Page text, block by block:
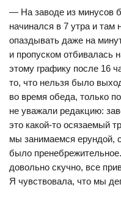
— На заводе из минусов
начинался в 7 утра и
опаздывать даже на
и пропуском отбивалась
этому графику после 16
то, что нельзя было
во время обеда, только
не уважали редакцию:
это какой-то осязаемый
мы занимаемся ерундой,
было
довольно скучно, все
Я чувствовала, что мы